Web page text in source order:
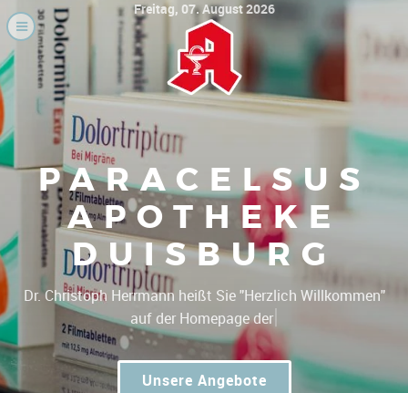
Freitag, 07. August 2026
PARACELSUS
APOTHEKE
DUISBURG
Dr. Christoph Herrmann heißt Sie "Herzlich Wi|
Unsere Angebote